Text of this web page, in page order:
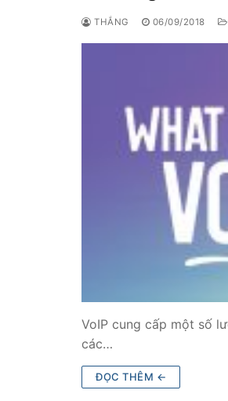
THẮNG 06/09/2018
VoIP cung cấp một số
các…
ĐỌC THÊM ←